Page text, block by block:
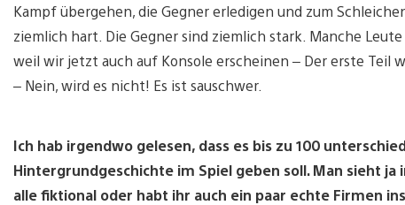
Kampf übergehen, die Gegner erledigen und zum
ziemlich hart. Die Gegner sind ziemlich stark. Manche
weil wir jetzt auch auf Konsole erscheinen – Der erste Teil
– Nein, wird es nicht! Es ist sauschwer.
Ich hab irgendwo gelesen, dass es bis zu 100
Hintergrundgeschichte im Spiel geben soll. Man sieht ja
alle fiktional oder habt ihr auch ein paar echte Firmen